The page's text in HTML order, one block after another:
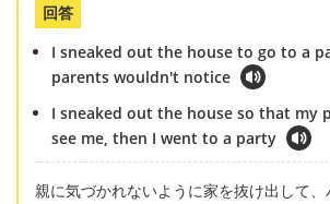
回答
I sneaked out the house to go to a
parents wouldn't notice
I sneaked out the house so that my
see me, then I went to a party
親に気づかれないように家を抜け出して